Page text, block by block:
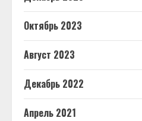
Октябрь 2023
Август 2023
Декабрь 2022
Апрель 2021